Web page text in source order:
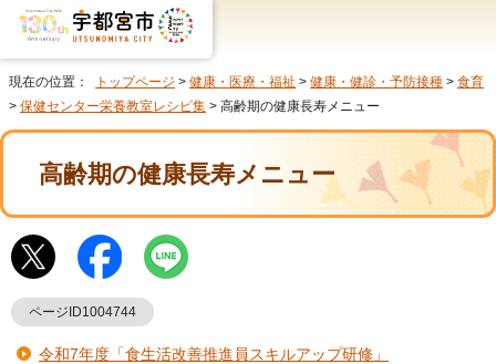
現在の位置： トップページ > 健康・医療・福祉 > 健康・健診・予防接種 > 食育
> 保健センター栄養教室レシピ集 > 高齢期の健康長寿メニュー
高齢期の健康長寿メニュー
ページID1004744
令和7年度「食生活改善推進員スキルアップ研修」